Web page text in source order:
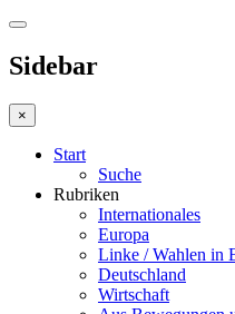
Sidebar
×
Start
Suche
Rubriken
Internationales
Europa
Linke / Wahlen in
Deutschland
Wirtschaft